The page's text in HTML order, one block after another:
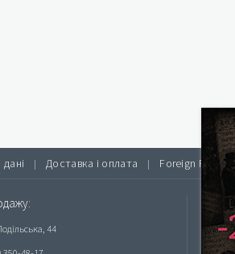
| Доставка і оплата | Foreign Rights
44